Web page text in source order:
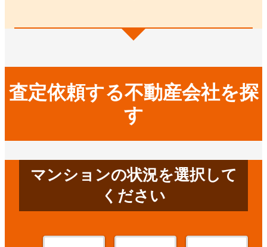
査定依頼する不動産会社を探
す
マンションの状況を選択して
ください